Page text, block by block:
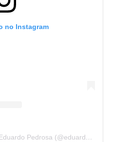
no Instagram
Um post compartilhado por Eduardo Pedrosa (@eduardowpedrosa)